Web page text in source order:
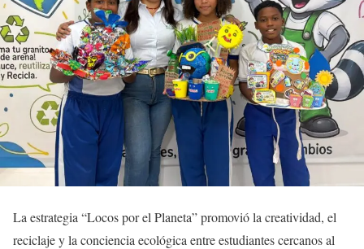
La estrategia “Locos por el Planeta” promovió la creatividad, el
reciclaje y la conciencia ecológica entre estudiantes cercanos al